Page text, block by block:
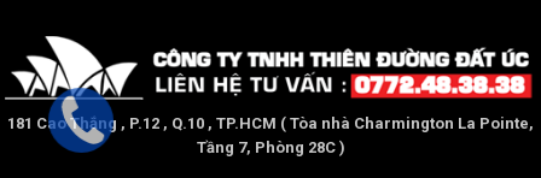
181 Cao Thắng , P.12 , Q.10 , TP.HCM ( Tòa nhà Charmington La Pointe,
Tầng 7, Phòng 28C )